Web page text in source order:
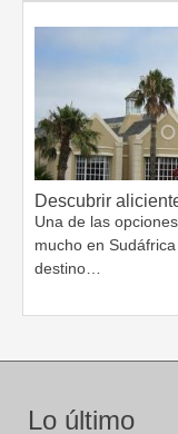
Descubrir
Una de las
mucho en
destino…
Lo último